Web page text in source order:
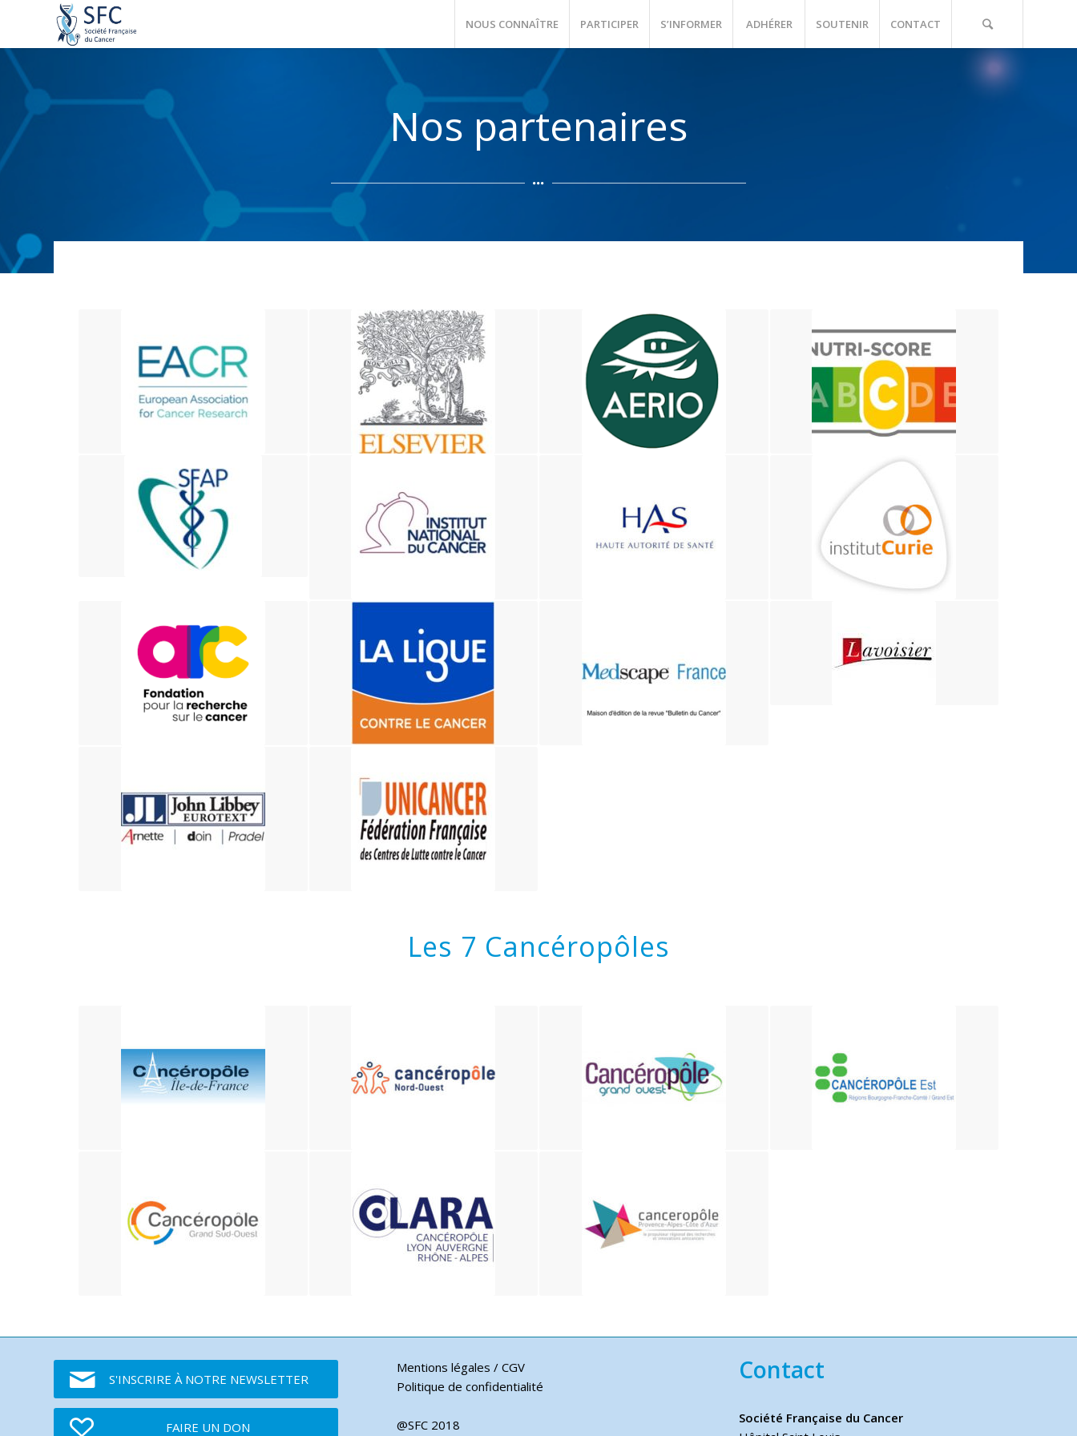
NOUS CONNAÎTRE PARTICIPER S’INFORMER ADHÉRER SOUTENIR CONTACT
Nos partenaires
Les 7 Cancéropôles
S'INSCRIRE À NOTRE NEWSLETTER
FAIRE UN DON
Mentions légales / CGV
Politique de confidentialité
@SFC 2018
Contact
Société Française du Cancer